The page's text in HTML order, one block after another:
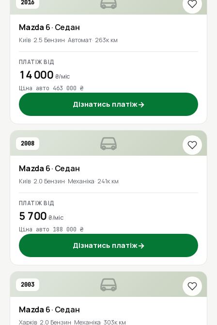
2016
Mazda 6· Седан
Київ 2.5 Бензин Автомат 263к км
ПЛАТІЖ ВІД
14 000 ₴/міс
Ціна авто 463 000 ₴
Дізнатись платіж→
2008
Mazda 6· Седан
Київ 2.0 Бензин Механіка 241к км
ПЛАТІЖ ВІД
5 700₴/міс
Ціна авто 188 000 ₴
Дізнатись платіж→
2003
Mazda 6· Седан
Харків 2.0 Бензин Механіка 303к км